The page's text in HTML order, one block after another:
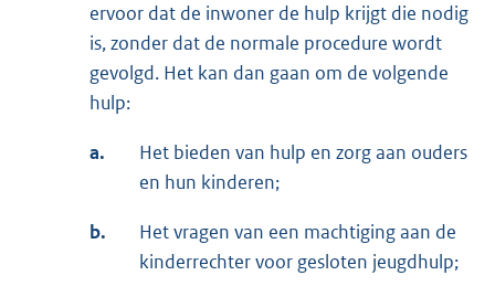
ervoor dat de inwoner de hulp krijgt die nodig
is, zonder dat de normale procedure wordt
gevolgd. Het kan dan gaan om de volgende
hulp:
a.
Het bieden van hulp en zorg aan ouders
en hun kinderen;
b.
Het vragen van een machtiging aan de
kinderrechter voor gesloten jeugdhulp;